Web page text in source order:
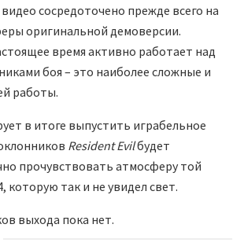
сосредоточено прежде всего на
оригинальной демоверсии.
время активно работает над
боя – это наиболее сложные и
работы.
в итоге выпустить играбельное
Resident Evilбудет
прочувствовать атмосферу той
которую так и не увидел свет.
выхода пока нет.